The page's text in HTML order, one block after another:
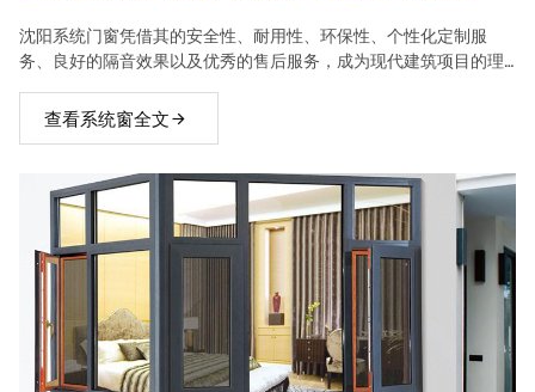
沈阳系统门窗凭借其的安全性、耐用性、环保性、个性化定制服
务、良好的隔音效果以及优秀的售后服务，成为现代建筑项目的理
客户的各种需求
查看系统窗全文